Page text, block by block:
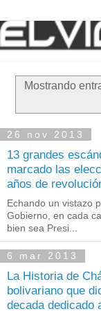
Mostrando
26 nov 2013
13 grandes
marcado las
años de
Echando un vistazo
Gobierno, en cada
bien sea Presi...
6 mar 2013
La Historia de
bolivariano que
decada dedicado